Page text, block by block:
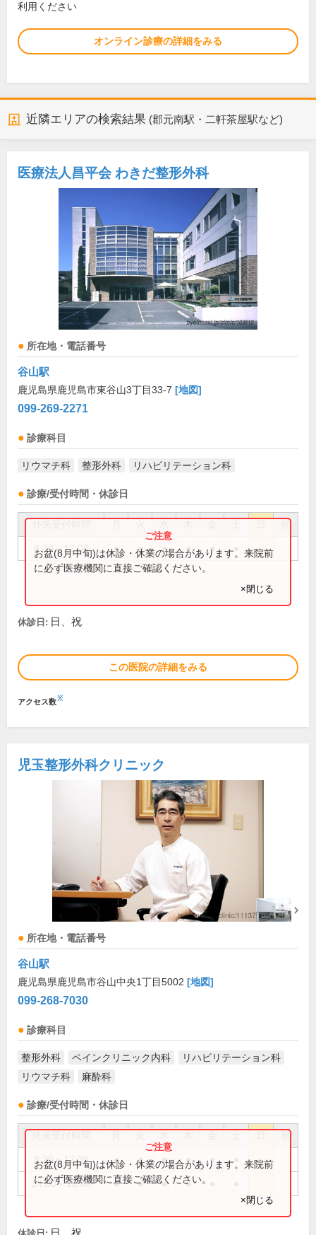
利用ください
オンライン診療の詳細をみる
近隣エリアの検索結果 (郡元南駅・二軒茶屋駅など)
医療法人昌平会 わきだ整形外科
所在地・電話番号
谷山駅
鹿児島県鹿児島市東谷山3丁目33-7 [地図]
099-269-2271
診療科目
リウマチ科 整形外科 リハビリテーション科
診療/受付時間・休診日
祝
8:30～12:00 ● ● ● ● ●
お盆(8月中旬)は休診・休業の場合があります。来院前
に必ず医療機関に直接ご確認ください。
×閉じる
休診日: 日、祝
この医院の詳細をみる
アクセス数※
児玉整形外科クリニック
所在地・電話番号
谷山駅
鹿児島県鹿児島市谷山中央1丁目5002 [地図]
099-268-7030
診療科目
整形外科 ペインクリニック内科
リハビリテーション科
リウマチ科
麻酔科
診療/受付時間・休診日
祝
8:30～12:30 ● ● ● ● ●
14:00～18:00 ● ● ● ●
お盆(8月中旬)は休診・休業の場合があります。来院前
に必ず医療機関に直接ご確認ください。
×閉じる